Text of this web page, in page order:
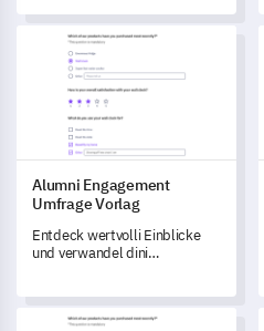
Alumni Engagement Umfrage
Alumni Engagement
Umfrage Vorlag
Entdeck wertvolli Einblicke
und verwandel dini
Umfrage-Vorlage.
Dozent Feedback Umfrage